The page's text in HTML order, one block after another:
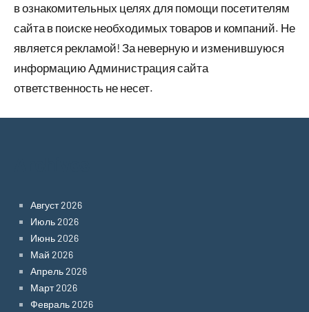
в ознакомительных целях для помощи посетителям
сайта в поиске необходимых товаров и компаний. Не
является рекламой! За неверную и изменившуюся
информацию Администрация сайта
ответственность не несет.
Август 2026
Июль 2026
Июнь 2026
Май 2026
Апрель 2026
Март 2026
Февраль 2026